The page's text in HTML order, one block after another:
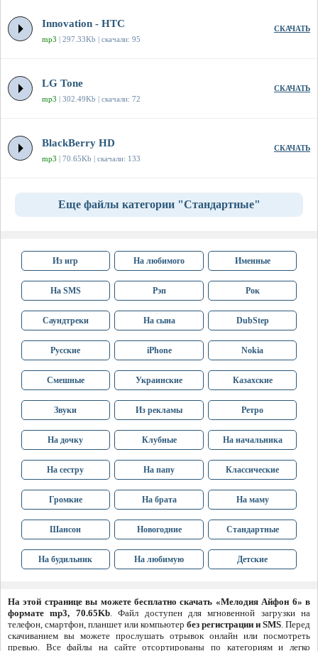
Innovation - HTC
mp3 | 297.33Kb | скачали: 95
СКАЧАТЬ
LG Tone
mp3 | 302.49Kb | скачали: 72
СКАЧАТЬ
BlackBerry HD
mp3 | 70.65Kb | скачали: 133
СКАЧАТЬ
Еще файлы категории "Стандартные"
Из игр На любимого Именные
На SMS Рэп Рок
Саундтреки На сына DubStep
Русские iPhone Nokia
Смешные Украинские Казахские
Звуки Из рекламы Ретро
На дочку Клубные На начальника
На сестру На папу Классические
Громкие На брата На маму
Шансон Новогодние Стандартные
На будильник На любимую Детские
На этой странице вы можете бесплатно скачать «Мелодия Айфон 6» в
формате mp3, 70.65Kb. Файл доступен для мгновенной загрузки на
телефон, смартфон, планшет или компьютер без регистрации и SMS. Перед
скачиванием вы можете прослушать отрывок онлайн или посмотреть
превью. Все файлы на сайте отсортированы по категориям и легко